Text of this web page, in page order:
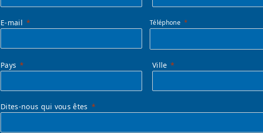
E-mail Téléphone
Pays Ville
Dites-nous qui vous êtes